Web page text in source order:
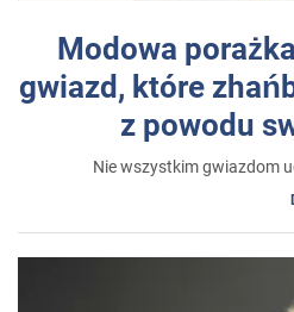
Modowa
gwiazd, które
z powodu
Nie wszystkim gwiazdom